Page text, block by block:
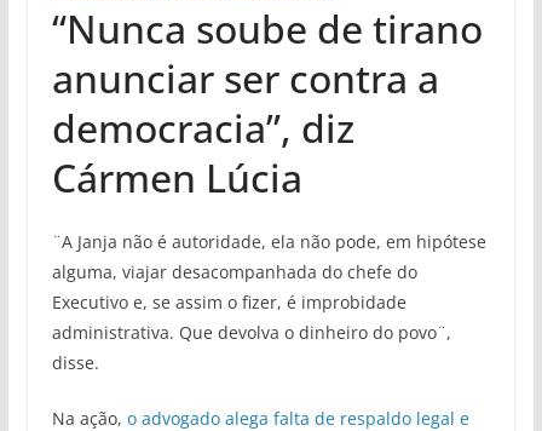
“Nunca soube de tirano
anunciar ser contra a
democracia”, diz
Cármen Lúcia
¨A Janja não é autoridade, ela não pode, em hipótese
alguma, viajar desacompanhada do chefe do
Executivo e, se assim o fizer, é improbidade
administrativa. Que devolva o dinheiro do povo¨,
disse.
Na ação, o advogado alega falta de respaldo legal e